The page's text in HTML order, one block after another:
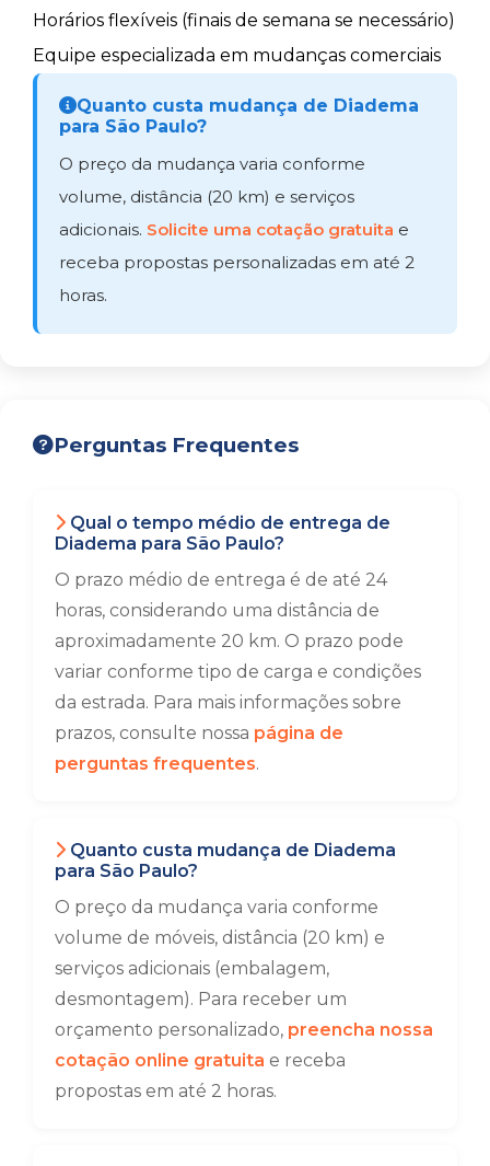
Horários flexíveis (finais de semana se necessário)
Equipe especializada em mudanças comerciais
Quanto custa mudança de Diadema
para São Paulo?
O preço da mudança varia conforme
volume, distância (20 km) e serviços
adicionais. Solicite uma cotação gratuita e
receba propostas personalizadas em até 2
horas.
Perguntas Frequentes
Qual o tempo médio de entrega de
Diadema para São Paulo?
O prazo médio de entrega é de até 24
horas, considerando uma distância de
aproximadamente 20 km. O prazo pode
variar conforme tipo de carga e condições
da estrada. Para mais informações sobre
prazos, consulte nossa página de
perguntas frequentes.
Quanto custa mudança de Diadema
para São Paulo?
O preço da mudança varia conforme
volume de móveis, distância (20 km) e
serviços adicionais (embalagem,
desmontagem). Para receber um
orçamento personalizado, preencha nossa
cotação online gratuita e receba
propostas em até 2 horas.